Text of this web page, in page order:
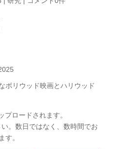
ボリウッド映画とハリウッド
ロードされます。
。数日ではなく、数時間でお
す。